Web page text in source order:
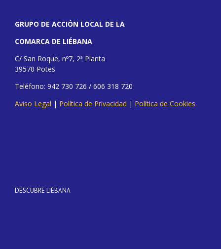
GRUPO DE ACCIÓN LOCAL DE LA
COMARCA DE LIÉBANA
C/ San Roque, nº7, 2ª Planta
39570 Potes
Teléfono: 942 730 726 / 606 318 720
Aviso Legal | Política de Privacidad | Política de Cookies
DESCUBRE LIÉBANA